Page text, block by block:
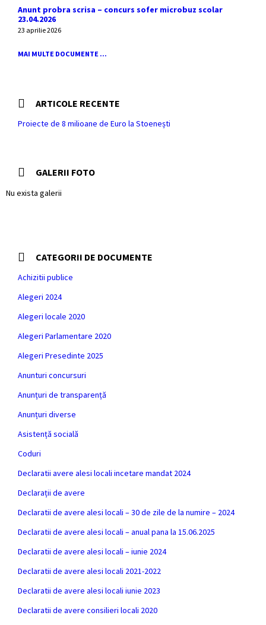
Anunt probra scrisa – concurs sofer microbuz scolar
23.04.2026
23 aprilie 2026
MAI MULTE DOCUMENTE ...
ARTICOLE RECENTE
Proiecte de 8 milioane de Euro la Stoenești
GALERII FOTO
Nu exista galerii
CATEGORII DE DOCUMENTE
Achizitii publice
Alegeri 2024
Alegeri locale 2020
Alegeri Parlamentare 2020
Alegeri Presedinte 2025
Anunturi concursuri
Anunțuri de transparență
Anunțuri diverse
Asistență socială
Coduri
Declaratii avere alesi locali incetare mandat 2024
Declarații de avere
Declaratii de avere alesi locali – 30 de zile de la numire – 2024
Declaratii de avere alesi locali – anual pana la 15.06.2025
Declaratii de avere alesi locali – iunie 2024
Declaratii de avere alesi locali 2021-2022
Declaratii de avere alesi locali iunie 2023
Declaratii de avere consilieri locali 2020